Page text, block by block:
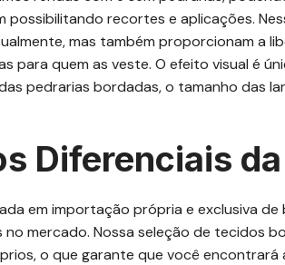
possibilitando recortes e aplicações.
mas também proporcionam a
para quem as veste. O efeito visual é
pedrarias bordadas, o tamanho das
Diferenciais
em importação própria e exclusiva
mercado. Nossa seleção de tecidos
o que garante que você encontrará